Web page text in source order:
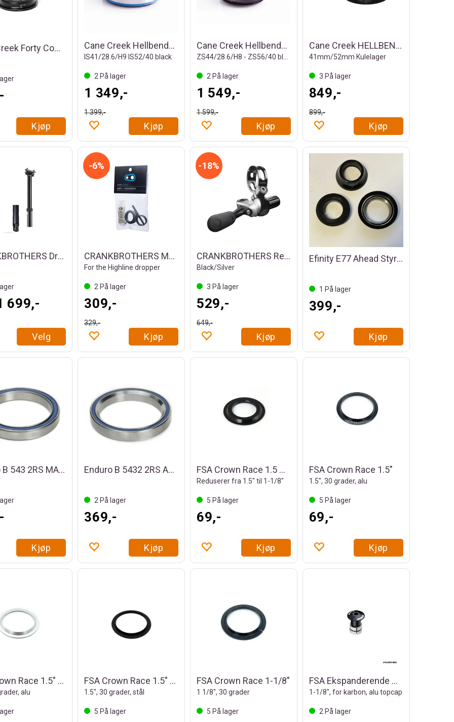
Cane Creek Forty Complete #BAA2202K
Kjøp
Cane Creek Hellbender 70 Complete
IS41/28.6/H9 IS52/40 black
2 På lager
1 349,-
1 399,-
Kjøp
Cane Creek Hellbender 70 Complete
2 På lager
1 549,-
1 599,-
Kjøp
Cane Creek HELLBENDER-Bearing Kit
41mm/52mm Kulelager
3 På lager
849,-
899,-
Kjøp
CRANKBROTHERS Dropper post Highline 3
699,-
Velg
6%
CRANKBROTHERS Maintenance kit
For the Highline dropper
2 På lager
309,-
329,-
Kjøp
18%
CRANKBROTHERS Remote For Highline
Black/Silver
3 På lager
529,-
649,-
Kjøp
Efinity E77 Ahead Styrelager
1 På lager
399,-
Kjøp
Enduro B 543 2RS MAX Styrelager
Kjøp
Enduro B 5432 2RS AC Styrelager
2 På lager
369,-
Kjøp
FSA Crown Race 1.5 NO.57E-1 reduction
Reduserer fra 1.5" til 1-1/8"
5 På lager
69,-
Kjøp
FSA Crown Race 1.5"
1.5", 30 grader, alu
5 På lager
69,-
Kjøp
FSA Crown Race 1.5" NO.42
alu
FSA Crown Race 1.5" NO.55/57
1.5", 30 grader, stål
5 På lager
FSA Crown Race 1-1/8"
1 1/8", 30 grader
5 På lager
FSA Ekspanderende Styrekrone
1-1/8", for karbon, alu topcap
2 På lager